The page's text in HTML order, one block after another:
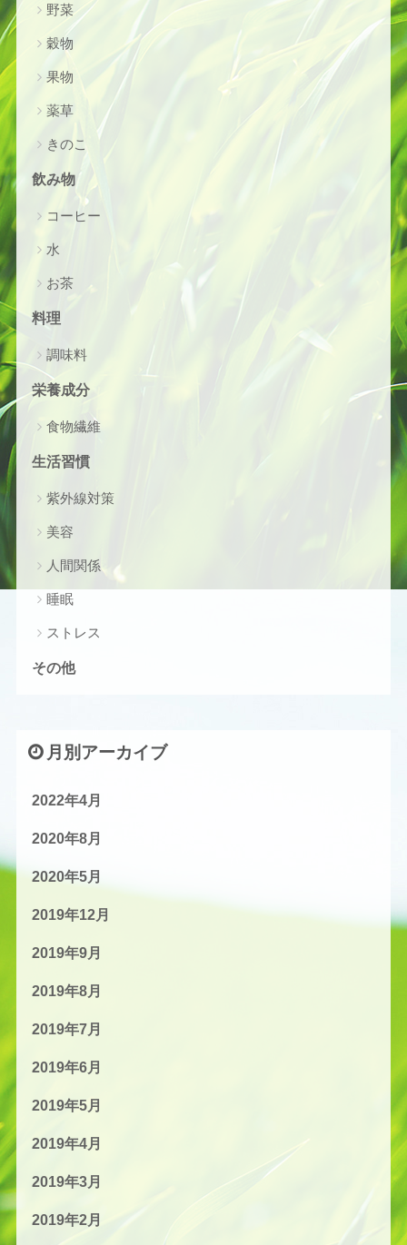
野菜
穀物
果物
薬草
きのこ
飲み物
コーヒー
水
お茶
料理
調味料
栄養成分
食物繊維
生活習慣
紫外線対策
美容
人間関係
睡眠
ストレス
その他
月別アーカイブ
2022年4月
2020年8月
2020年5月
2019年12月
2019年9月
2019年8月
2019年7月
2019年6月
2019年5月
2019年4月
2019年3月
2019年2月